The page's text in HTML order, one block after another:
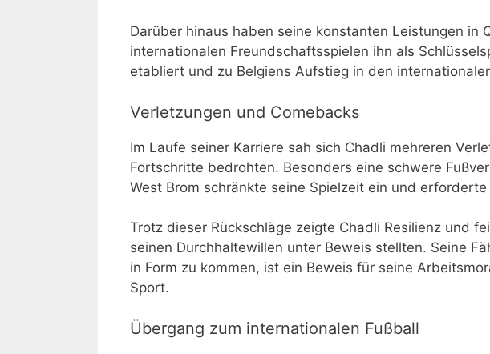
Darüber hinaus haben seine konstanten Leistungen in
internationalen Freundschaftsspielen ihn als
etabliert und zu Belgiens Aufstieg in den
Verletzungen und Comebacks
Im Laufe seiner Karriere sah sich Chadli mehreren
Fortschritte bedrohten. Besonders eine schwere
West Brom schränkte seine Spielzeit ein und
Trotz dieser Rückschläge zeigte Chadli Resilienz und
seinen Durchhaltewillen unter Beweis stellten. Seine
in Form zu kommen, ist ein Beweis für seine
Sport.
Übergang zum internationalen Fußball